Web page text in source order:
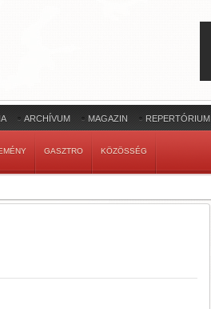
ARCHÍVUM MAGAZIN REPERTÓRIUM
GASZTRO KÖZÖSSÉG